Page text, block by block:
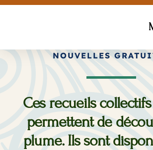
NOUVELLES
Ces recueils
permettent de
plume. Ils sont